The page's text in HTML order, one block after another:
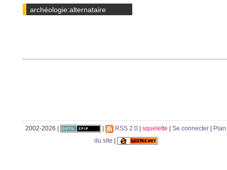
archéologie:alternataire
2002-2026 | RSS 2.0 squelette Se connecter
Plan
du site